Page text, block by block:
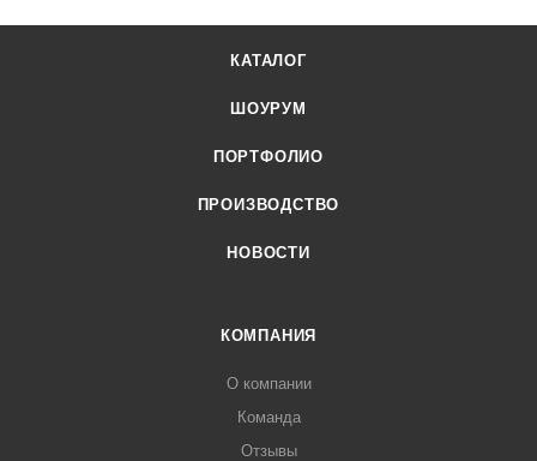
КАТАЛОГ
ШОУРУМ
ПОРТФОЛИО
ПРОИЗВОДСТВО
НОВОСТИ
КОМПАНИЯ
О компании
Команда
Отзывы